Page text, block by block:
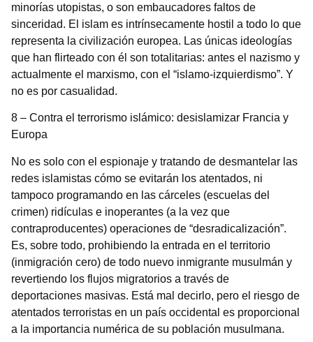
minorías utopistas, o son embaucadores faltos de
sinceridad. El islam es intrínsecamente hostil a todo lo que
representa la civilización europea. Las únicas ideologías
que han flirteado con él son totalitarias: antes el nazismo y
actualmente el marxismo, con el “islamo-izquierdismo”. Y
no es por casualidad.
8 – Contra el terrorismo islámico: desislamizar Francia y
Europa
No es solo con el espionaje y tratando de desmantelar las
redes islamistas cómo se evitarán los atentados, ni
tampoco programando en las cárceles (escuelas del
crimen) ridículas e inoperantes (a la vez que
contraproducentes) operaciones de “desradicalización”.
Es, sobre todo, prohibiendo la entrada en el territorio
(inmigración cero) de todo nuevo inmigrante musulmán y
revertiendo los flujos migratorios a través de
deportaciones masivas. Está mal decirlo, pero el riesgo de
atentados terroristas en un país occidental es proporcional
a la importancia numérica de su población musulmana.